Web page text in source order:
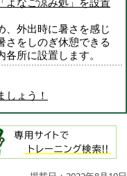
、外出時に暑さを感じ
さをしのぎ休憩できる
所に設置します。
しょう！